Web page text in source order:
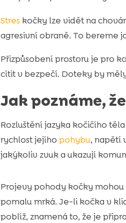
Streskočky lze vidět na
agresivní obraně. To bereme
Přizpůsobení prostoru je pro
cítit v bezpečí. Doteky by
Jak poznáme,
Rozluštění jazyka kočičího
rychlost jejího pohybu, napětí
jakýkoliv zvuk a ukazují
Projevy pohody kočky mohou
pomalu mrká. Je-li kočka v
poblíž, znamená to, že je